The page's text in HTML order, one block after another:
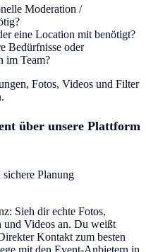
Moderation /
eine Location mit benötigt?
Bedürfnisse oder
im Team?
Fotos, Videos und Filter
über unsere Plattform
Planung
Sieh dir echte Fotos,
und Videos an. Du weißt
Kontakt zum besten
mit den Event-Anbietern in